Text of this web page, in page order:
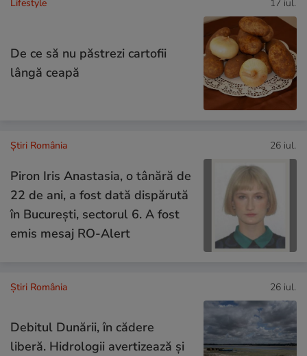
Lifestyle 17 iul.
De ce să nu păstrezi cartofii
lângă ceapă
Știri România 26 iul.
Piron Iris Anastasia, o tânără de
22 de ani, a fost dată dispărută
în București, sectorul 6. A fost
emis mesaj RO-Alert
Știri România 26 iul.
Debitul Dunării, în cădere
liberă. Hidrologii avertizează și